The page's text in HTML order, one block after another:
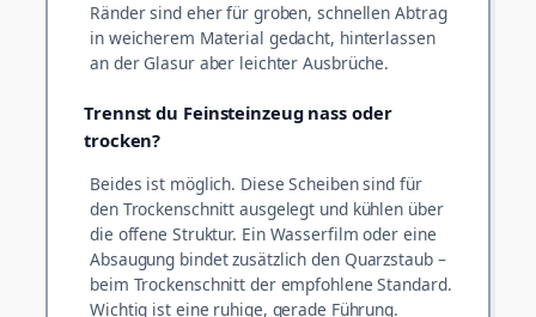
Ränder sind eher für groben, schnellen Abtrag
in weicherem Material gedacht, hinterlassen
an der Glasur aber leichter Ausbrüche.
Trennst du Feinsteinzeug nass oder
trocken?
Beides ist möglich. Diese Scheiben sind für
den Trockenschnitt ausgelegt und kühlen über
die offene Struktur. Ein Wasserfilm oder eine
Absaugung bindet zusätzlich den Quarzstaub –
beim Trockenschnitt der empfohlene Standard.
Wichtig ist eine ruhige, gerade Führung.